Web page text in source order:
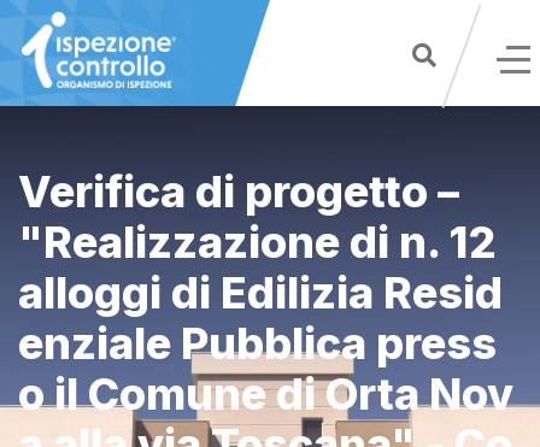
to
content
Verifica di progetto –
"Realizzazione di n. 12
alloggi di Edilizia Resid
enziale Pubblica press
o il Comune di Orta Nov